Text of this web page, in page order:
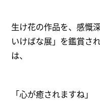
生け花の作品を、感慨
いけばな展」を鑑賞さ
は、
「心が癒されますね」